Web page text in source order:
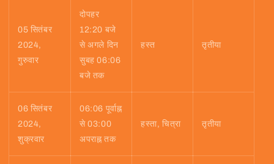
05 सितंबर
2024,
गुरुवार
दोपहर
12:20 बजे
से अगले दिन
सुबह 06:06
बजे तक
हस्त तृतीया
06 सितंबर
2024,
शुक्रवार
06:06 पूर्वाह्न
से 03:00
अपराह्न तक
हस्ता, चित्रा तृतीया